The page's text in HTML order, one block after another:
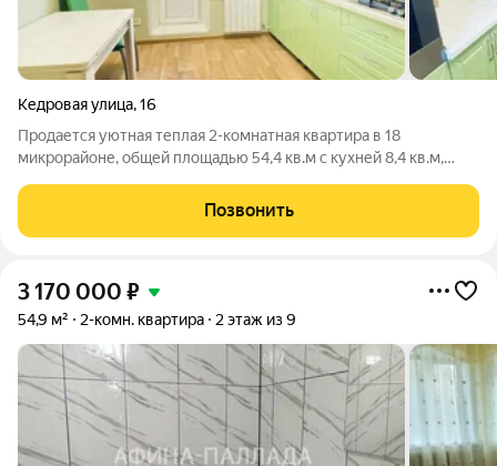
Кедровая улица,16
Продается уютная теплая 2-комнатная квартира в 18
микрорайоне, общей площадью 54,4 кв.м с кухней 8,4 кв.м,
дома. Все окна пластиковые, включая балкон, что гарантирует
отличную тепло- и шумоизоляцию.
Позвонить
3 170 000 ₽
54,9 м² 2-комн. квартира 2 этаж из 9